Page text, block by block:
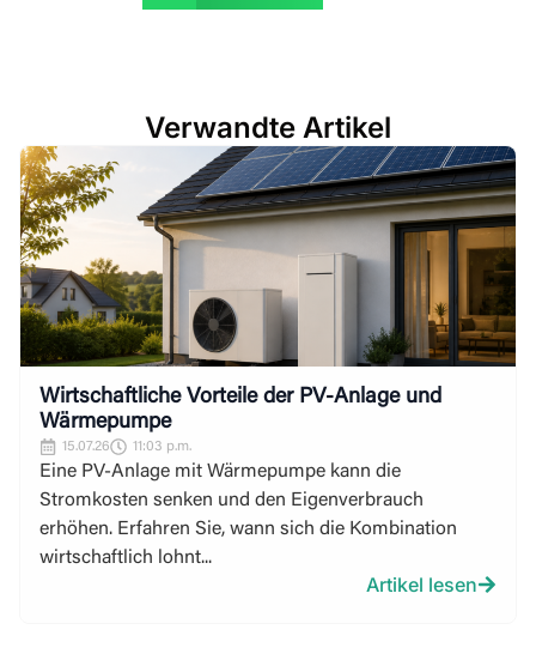
Verwandte Artikel
Wirtschaftliche Vorteile der PV-Anlage und
Wärmepumpe
15.07.26 11:03 p.m.
Eine PV-Anlage mit Wärmepumpe kann die
Stromkosten senken und den Eigenverbrauch
erhöhen. Erfahren Sie, wann sich die Kombination
wirtschaftlich lohnt...
Artikel lesen